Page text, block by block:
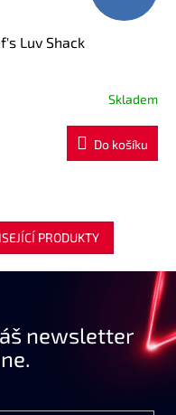
Luv Shack
Skladem
Do košíku
PRODUKTY
newsletter